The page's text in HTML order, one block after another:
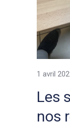
1 avril
Les
nos